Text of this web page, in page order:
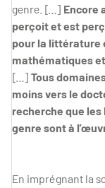
genre. […] Encore
perçoit et est
pour la littérature
mathématiques et
[…] Tous
moins vers le
recherche que
genre sont à
En imprégnant la